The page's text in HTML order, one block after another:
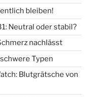
bleiben!
Neutral oder stabil?
nachlässt
Typen
Blutgrätsche von